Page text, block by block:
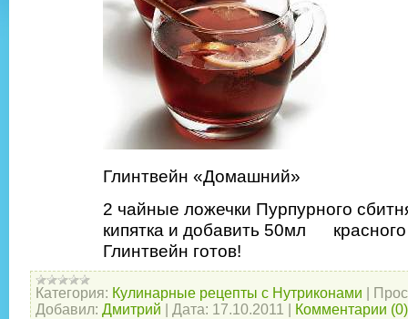
Глинтвейн «Домашний»
2 чайные ложечки Пурпурного
кипятка и добавить 50мл красного
Глинтвейн готов!
Категория: Кулинарные рецепты с Нутриконами
Добавил: Дмитрий Дата: 17.10.2011 Комментарии (0)